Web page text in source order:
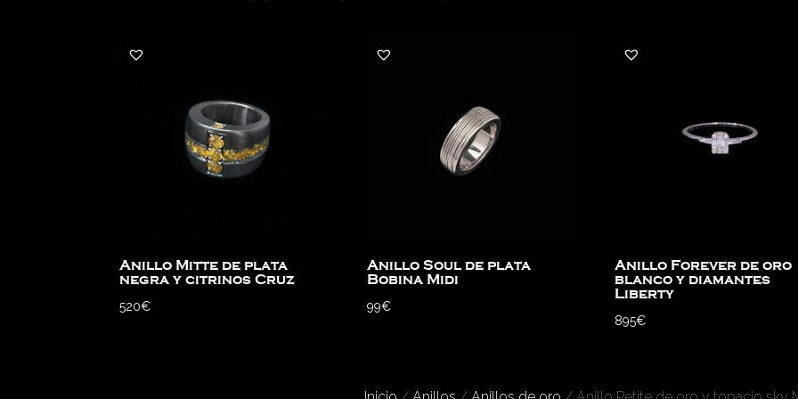
Anillo Mitte de plata
negra y citrinos Cruz
520€
Anillo Soul de plata
Bobina Midi
99€
Anillo Forever de oro
blanco y diamantes
Liberty
895€